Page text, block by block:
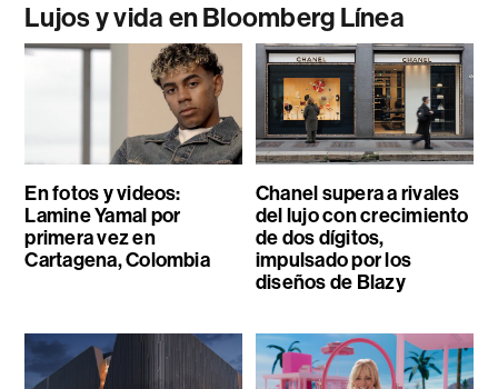
Lujos y vida en Bloomberg Línea
En fotos y videos:
Lamine Yamal por
primera vez en
Cartagena, Colombia
Chanel supera a rivales
del lujo con crecimiento
de dos dígitos,
impulsado por los
diseños de Blazy